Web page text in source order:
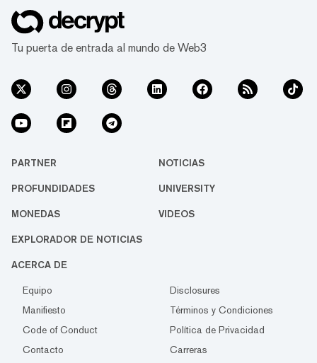
Tu puerta de entrada al mundo de Web3
PARTNER NOTICIAS
PROFUNDIDADES UNIVERSITY
MONEDAS VIDEOS
EXPLORADOR DE NOTICIAS
ACERCA DE
Equipo
Disclosures
Manifiesto
Términos y Condiciones
Code of Conduct
Política de Privacidad
Contacto
Carreras